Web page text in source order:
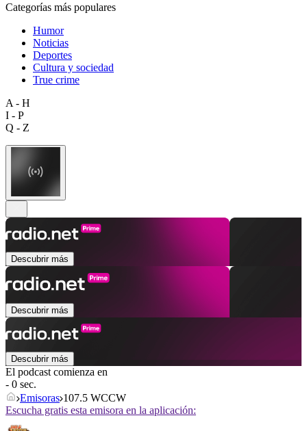
Categorías más populares
Humor
Noticias
Deportes
Cultura y sociedad
True crime
A - H
I - P
Q - Z
Descubrir más
Descubrir más
Descubrir más
El podcast comienza en
- 0 sec.
Emisoras 107.5 WCCW
Escucha gratis esta emisora en la aplicación: